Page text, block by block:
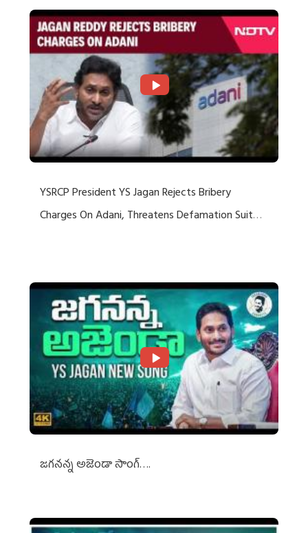
YSRCP President YS Jagan Rejects Bribery
Charges On Adani, Threatens Defamation Suit
జగనన్న అజెండా సాంగ్….